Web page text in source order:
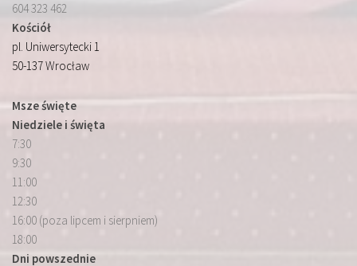
604 323 462
Kościół
pl. Uniwersytecki 1
50-137 Wrocław
Msze święte
Niedziele i święta
7:30
9:30
11:00
12:30
16:00 (poza lipcem i sierpniem)
18:00
Dni powszednie